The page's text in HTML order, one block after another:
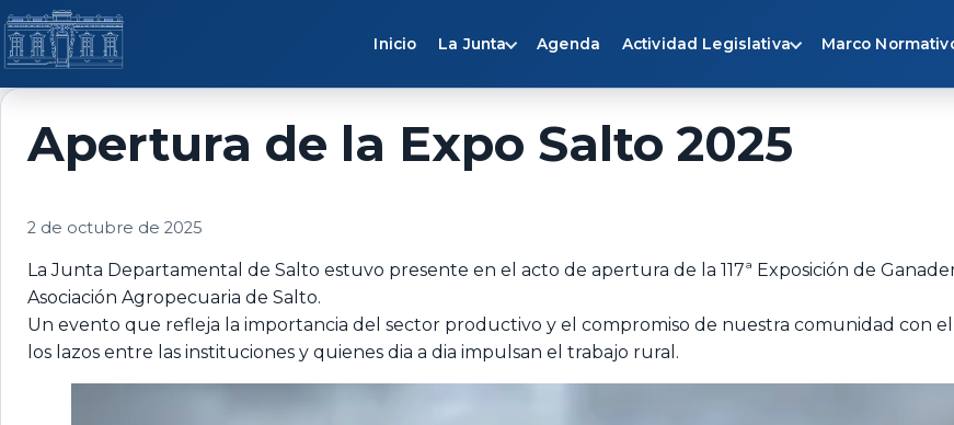
Saltar al contenido
Inicio La Junta Agenda Actividad Legislativa Marco
Apertura de la Expo Salto 2025
2 de octubre de 2025
La Junta Departamental de Salto estuvo presente en el acto de apertura de la 117ª Exposición de
Asociación Agropecuaria de Salto.
Un evento que refleja la importancia del sector productivo y el compromiso de nuestra comunidad con
los lazos entre las instituciones y quienes dia a dia impulsan el trabajo rural.